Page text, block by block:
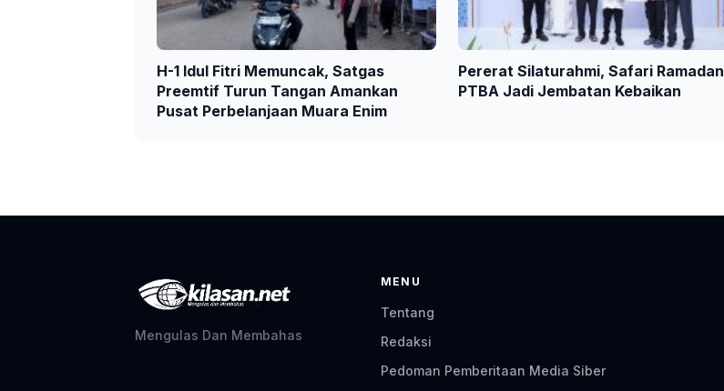
H-1 Idul Fitri Memuncak, Satgas
Preemtif Turun Tangan Amankan
Pusat Perbelanjaan Muara Enim
Pererat Silaturahmi, Safari Ramadan
PTBA Jadi Jembatan Kebaikan
Mengulas Dan Membahas
MENU
Tentang
Redaksi
Pedoman Pemberitaan Media Siber